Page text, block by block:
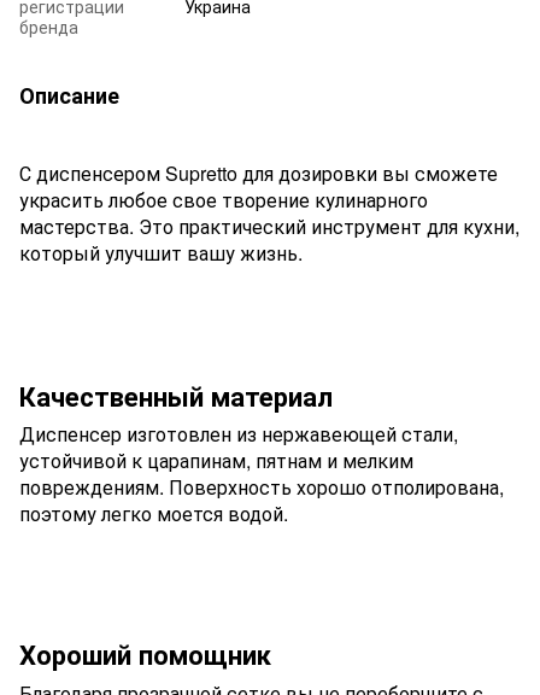
регистрации
бренда
Украина
Описание
С диспенсером Supretto для дозировки вы сможете
украсить любое свое творение кулинарного
мастерства. Это практический инструмент для кухни,
который улучшит вашу жизнь.
Качественный материал
Диспенсер изготовлен из нержавеющей стали,
устойчивой к царапинам, пятнам и мелким
повреждениям. Поверхность хорошо отполирована,
поэтому легко моется водой.
Хороший помощник